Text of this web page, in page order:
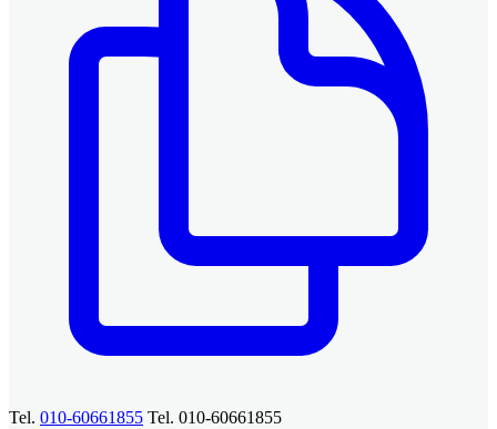
Tel. 010-60661855 Tel. 010-60661855